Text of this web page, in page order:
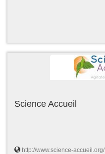
Science Accueil
http://www.science-accueil.org/